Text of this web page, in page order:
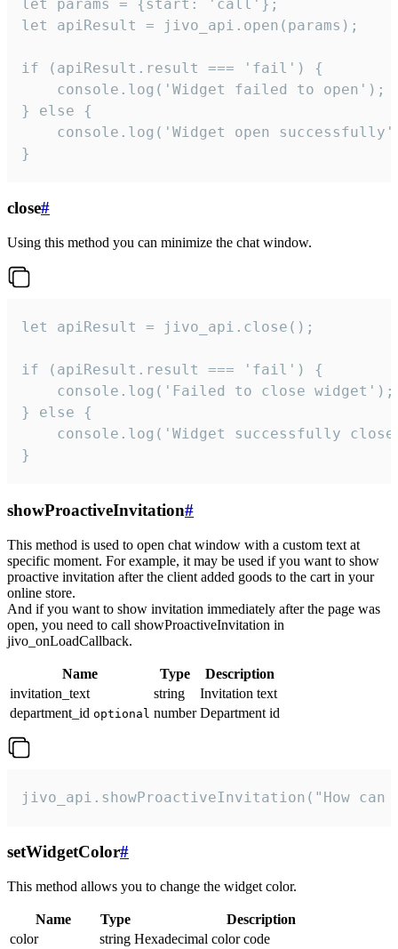
let params = {start: 'call'};
let apiResult = jivo_api.open(params);
if (apiResult.result === 'fail') {
    console.log('Widget failed to open');
} else {
console.log('Widget open
}
close#
Using this method you can minimize the chat window.
let apiResult = jivo_api.close();
if (apiResult.result === 'fail') {
    console.log('Failed to close widget');
} else {
console.log('Widget successfully
}
showProactiveInvitation#
This method is used to open chat window with a custom text at
specific moment. For example, it may be used if you want to show
proactive invitation after the client added goods to the cart in your
online store.
And if you want to show invitation immediately after the page was
open, you need to call showProactiveInvitation in
jivo_onLoadCallback.
Name Type
Description
invitation_text
string
Invitation text
department_id optional number Department id
jivo_api.showProactiveInvitation("How
setWidgetColor#
This method allows you to change the widget color.
Name Type
Description
color
string Hexadecimal color code